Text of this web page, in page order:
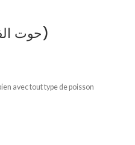
Poisson au four (حوت الفرن)
avec tout type de poisson